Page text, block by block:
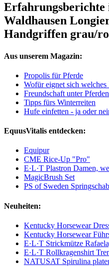
Erfahrungsberichte
Waldhausen
Handgriffen grau/
Aus unserem Magazin:
Propolis für Pferde
Wofür eignet sich welches
Freundschaft unter
Tipps fürs Winterreiten
Hufe einfetten - ja oder
EquusVitalis entdecken:
Equipur
CME Rice-Up "Pro"
E·L·T Plastron Damen,
MagicBrush Set
PS of Sweden
Neuheiten:
Kentucky Horsewear
Kentucky Horsewear
E·L·T Strickmütze
E·L·T Rollkragenshirt
NATUSAT Spirulina